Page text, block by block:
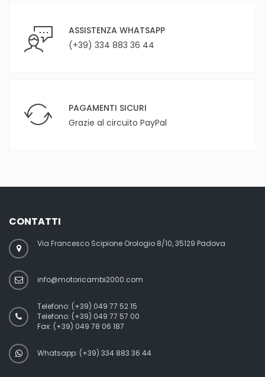
ASSISTENZA WHATSAPP
(+39) 334 883 36 44
PAGAMENTI SICURI
Grazie al circuito PayPal
CONTATTI
Via Francesco Scipione Orologio 8/10, 35129 Padova
info@motoricambi2000.com
Telefono: (+39) 049 77 52 15
Telefono: (+39) 049 77 57 00
Fax: (+39) 049 78 06 187
Whatsapp: (+39) 334 883 36 44